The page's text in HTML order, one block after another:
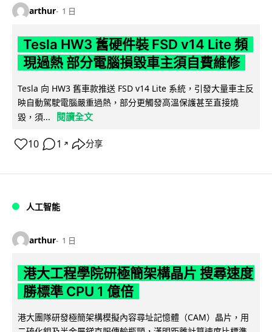
arthur 1 日
Tesla HW3 舊硬件裝 FSD v14 Lite 頻
現過熱 部分電腦損毀車主須自費維修
Tesla 向 HW3 舊車款推送 FSD v14 Lite 系統，引發大量車主反
映自動駕駛電腦嚴重過熱，部分更觸發高溫保護甚至直接燒
毀，須...
閱讀全文
10 1 ↗ 分享
人工智能
arthur 1 日
港大工程學院研極簡架構晶片 搜尋速度
勝標準 CPU 1 億倍
港大團隊研發極簡架構模擬內容尋址記憶體（CAM）晶片，用